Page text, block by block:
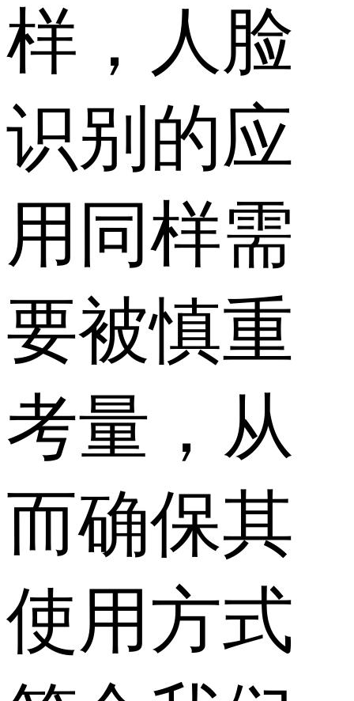
样，人脸
识别的应
用同样需
要被慎重
考量，从
而确保其
使用方式